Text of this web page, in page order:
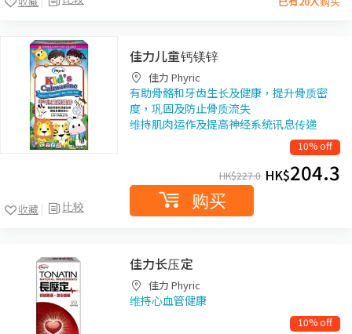
比较
收藏
佳力儿童钙镁锌
佳力 Phyric
有助骨骼和牙齿生长及健康，提升骨质密
度，巩固及防止骨质流失
维持肌肉运作及提高神经系统讯息传递
10% off
HK$227.0 HK$204.3
购买
佳力长压定
佳力 Phyric
维持心血管健康
10% off